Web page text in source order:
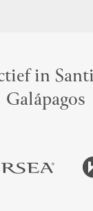
in
Galápagos